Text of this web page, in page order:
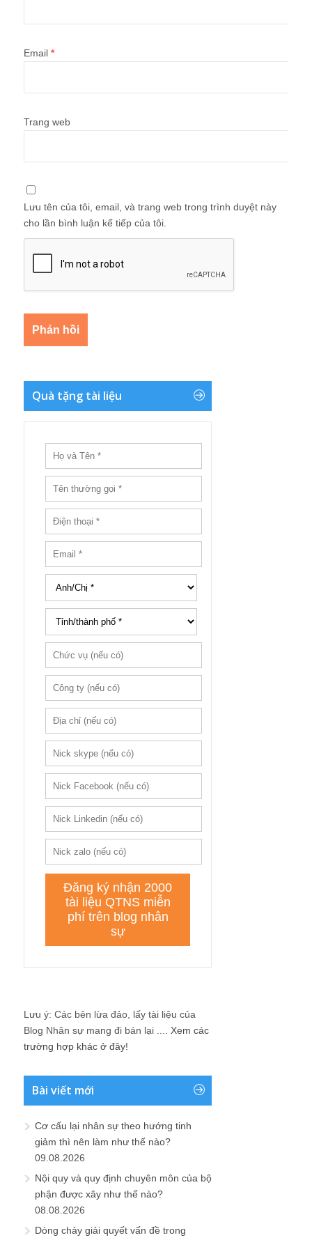
Email *
Trang web
Lưu tên của tôi, email, và trang web trong trình duyệt này
cho lần bình luận kế tiếp của tôi.
Quà tặng tài liệu
Lưu ý: Các bên lừa đảo, lấy tài liệu của
Blog Nhân sự mang đi bán lại .... Xem các
trường hợp khác ở đây!
Bài viết mới
Cơ cấu lại nhân sự theo hướng tinh
giảm thì nên làm như thế nào?
09.08.2026
Nội quy và quy định chuyên môn của bộ
phận được xây như thế nào?
08.08.2026
Dòng chảy giải quyết vấn đề trong